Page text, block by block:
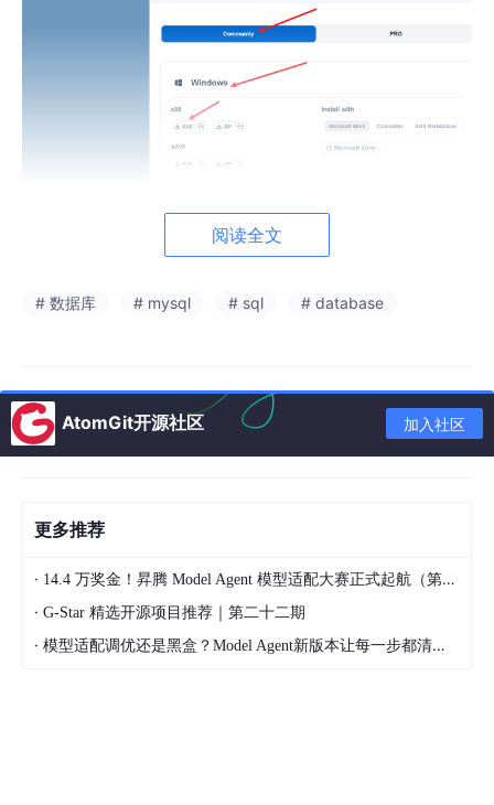
注：如果遇到下载慢或下载失败的，可以参考这一篇文章，使用
器全攻略： 超详细图文指南（保姆级教学）-CSDN博客
双击程序安装，选择中文，点“OK”
阅读全文
# 数据库 # mysql # sql # database
AtomGit开源社区 加入社区
更多推荐
· 14.4 万奖金！昇腾 Model Agent 模型适配大赛正式起航（第二季）
· G-Star 精选开源项目推荐｜第二十二期
· 模型适配调优还是黑盒？Model Agent新版本让每一步都清晰可见